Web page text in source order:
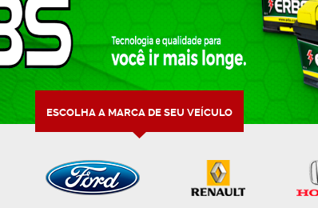
ESCOLHA A MARCA DE SEU VEÍCULO